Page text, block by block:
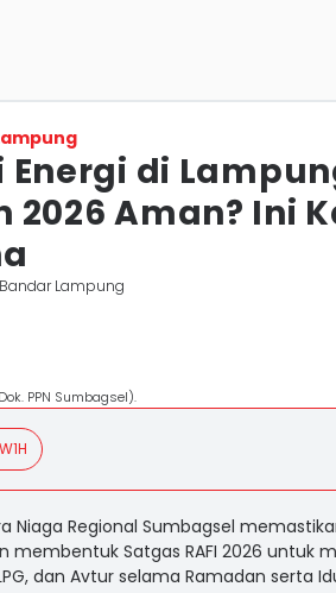
Energi di
2026 Aman? Ini
Bandar Lampung
PPN Sumbagsel).
Niaga Regional Sumbagsel
membentuk Satgas RAFI 2026 untuk
dan Avtur selama Ramadan serta